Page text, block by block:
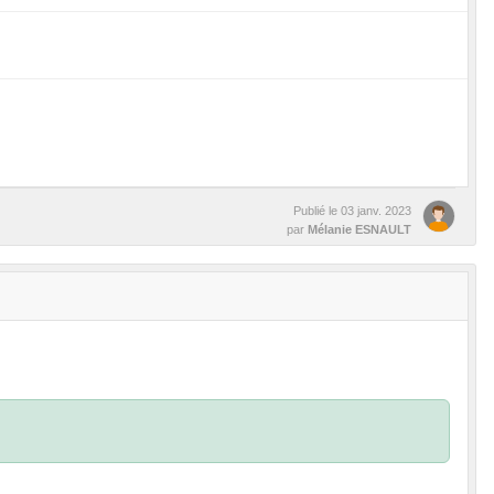
Publié le 03 janv. 2023
par Mélanie ESNAULT